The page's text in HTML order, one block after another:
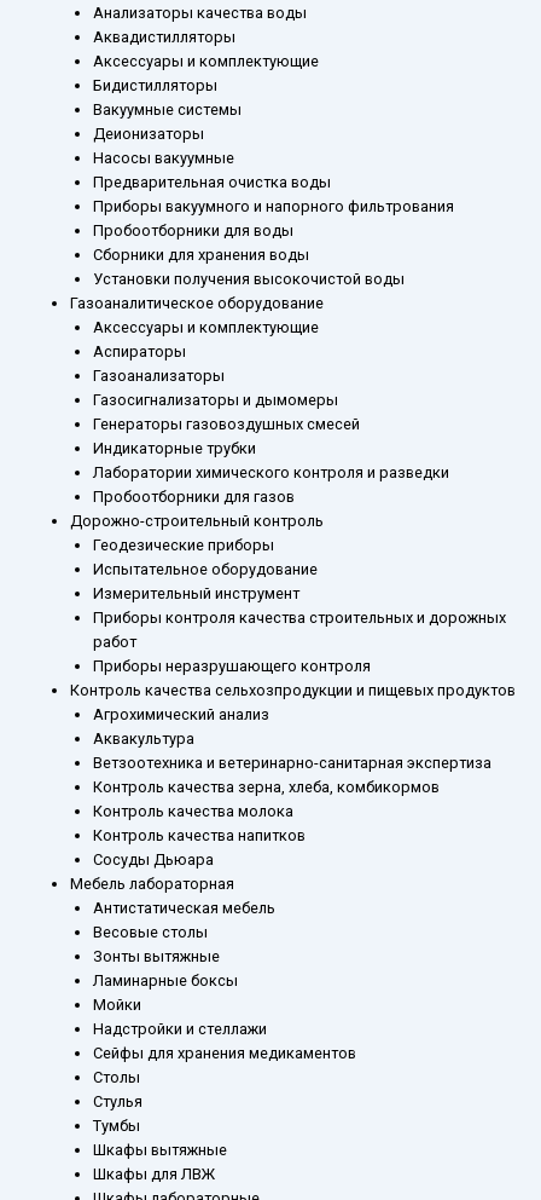
Анализаторы качества воды
Аквадистилляторы
Аксессуары и комплектующие
Бидистилляторы
Вакуумные системы
Деионизаторы
Насосы вакуумные
Предварительная очистка воды
Приборы вакуумного и напорного фильтрования
Пробоотборники для воды
Сборники для хранения воды
Установки получения высокочистой воды
Газоаналитическое оборудование
Аксессуары и комплектующие
Аспираторы
Газоанализаторы
Газосигнализаторы и дымомеры
Генераторы газовоздушных смесей
Индикаторные трубки
Лаборатории химического контроля и разведки
Пробоотборники для газов
Дорожно-строительный контроль
Геодезические приборы
Испытательное оборудование
Измерительный инструмент
Приборы контроля качества строительных и дорожных
работ
Приборы неразрушающего контроля
Контроль качества сельхозпродукции и пищевых продуктов
Агрохимический анализ
Аквакультура
Ветзоотехника и ветеринарно-санитарная экспертиза
Контроль качества зерна, хлеба, комбикормов
Контроль качества молока
Контроль качества напитков
Сосуды Дьюара
Мебель лабораторная
Антистатическая мебель
Весовые столы
Зонты вытяжные
Ламинарные боксы
Мойки
Надстройки и стеллажи
Сейфы для хранения медикаментов
Столы
Стулья
Тумбы
Шкафы вытяжные
Шкафы для ЛВЖ